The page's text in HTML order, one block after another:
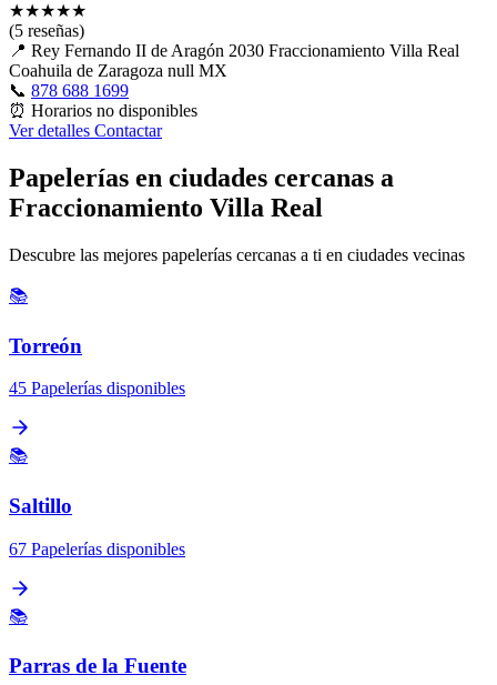
★★★★★
(5 reseñas)
📍 Rey Fernando II de Aragón 2030 Fraccionamiento Villa Real
Coahuila de Zaragoza null MX
📞 878 688 1699
⏰ Horarios no disponibles
Ver detalles Contactar
Papelerías en ciudades cercanas a
Fraccionamiento Villa Real
Descubre las mejores papelerías cercanas a ti en ciudades vecinas
📚
Torreón
45 Papelerías disponibles
📚
Saltillo
67 Papelerías disponibles
📚
Parras de la Fuente